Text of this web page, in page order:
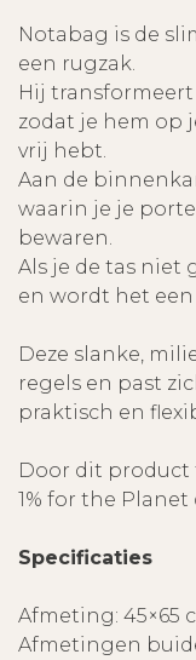
Notabag is de
een rugzak.
Hij transformeert
zodat je hem op
vrij hebt.
Aan de
waarin je je
bewaren.
Als je de tas niet
en wordt het een
Deze slanke,
regels en past
praktisch en
Door dit product
1% for the Planet
Specificaties
Afmeting: 45×65
Afmetingen